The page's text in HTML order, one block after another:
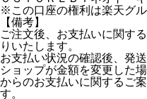
※この口座の権利は楽天グ
【備考】
ご注文後、お支払いに関す
りいたします。
お支払い状況の確認後、発
ショップが金額を変更した
からのお支払いに関するご
す。